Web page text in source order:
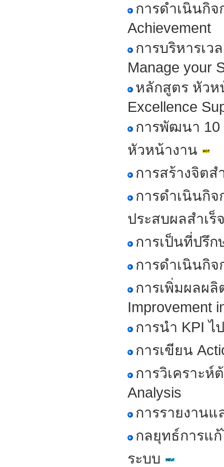
การดำเนินกิ
Achievement
การบริหารเว
Manage your
หลักสูตร หัวห
Excellence
การพัฒนา 10
หัวหน้างาน
การสร้างจิต
การดำเนินกิจ
ประสบผลสำเร็
การเป็นที่ปรึ
การดำเนินกิ
การเพิ่มผลผ
Improvement
การนำ KPI
การเขียน
การวิเคราะ
Analysis
การรายงาน
กลยุทธ์การแ
ระบบ